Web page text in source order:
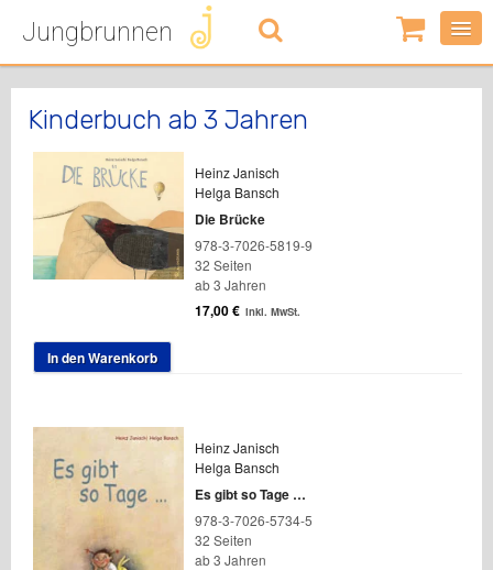
Jungbrunnen
0
Artikel
-
Kinderbuch ab 3 Jahren
Heinz Janisch
Helga Bansch
Die Brücke
978-3-7026-5819-9
32 Seiten
ab 3 Jahren
17,00€ inkl. MwSt.
In den Warenkorb
Heinz Janisch
Helga Bansch
Es gibt so Tage …
978-3-7026-5734-5
32 Seiten
ab 3 Jahren